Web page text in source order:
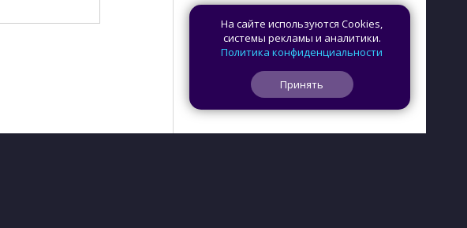
На сайте используются Cookies,
системы рекламы и аналитики.
Политика конфиденциальности
Принять